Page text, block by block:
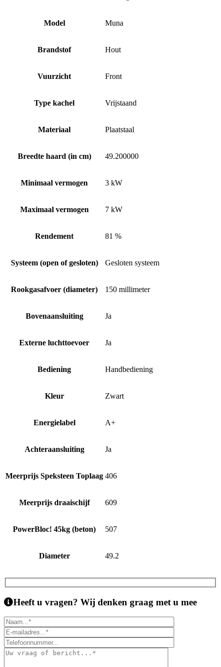
Model Muna
Brandstof Hout
Vuurzicht Front
Type kachel Vrijstaand
Materiaal Plaatstaal
Breedte haard (in cm) 49.200000
Minimaal vermogen 3 kW
Maximaal vermogen 7 kW
Rendement 81 %
Systeem (open of gesloten) Gesloten systeem
Rookgasafvoer (diameter) 150 millimeter
Bovenaansluiting Ja
Externe luchttoevoer Ja
Bediening Handbediening
Kleur Zwart
Energielabel A+
Achteraansluiting Ja
Meerprijs Speksteen Toplaag 406
Meerprijs draaischijf 609
PowerBloc! 45kg (beton) 507
Diameter 49.2
Heeft u vragen? Wij denken graag met u mee